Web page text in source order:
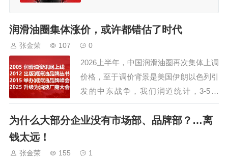
司、江苏汤姆智能装备有限公司的
会还安排了参观车油尿素液领导品
牌，占地195亩的可兰素工厂，特
种润滑脂企业，占…
润滑油圈集体涨价，或许都错估了时代
张金荣 107 0
2026上半年，中国润滑油圈再次集体上调
价格，至于调价背景是美国伊朗以色列引
发的中东战争，我们润道统计，3-5月
份，短短3个月，就有近200份调价函，这
还是有一定知名度的品牌企业，更多不知
为什么大部分企业没有市场部、品牌部？…离
钱太远！
张金荣 155 1